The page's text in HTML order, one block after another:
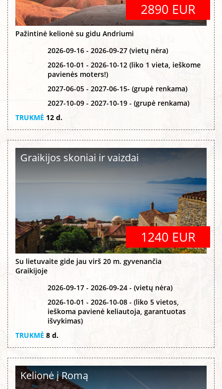
2890 EUR
Pažintinė kelionė su gidu Andriumi
2026-09-16 - 2026-09-27 (vietų nėra)
2026-10-01 - 2026-10-12 (liko 1 vieta, ieškome
pavienės moters!)
2027-06-05 - 2027-06-15- (grupė renkama)
2027-10-09 - 2027-10-19 - (grupė renkama)
TRUKMĖ 12 d.
Graikijos skoniai ir vaizdai
1240 EUR
Su lietuvaite gide jau virš 20 m. gyvenančia
Graikijoje
2026-09-17 - 2026-09-24 - (vietų nėra)
2026-10-01 - 2026-10-08 - (liko 5 vietos,
ieškoma pavienė keliautoja, garantuotas
išvykimas)
TRUKMĖ 8 d.
Kelionė į Romą